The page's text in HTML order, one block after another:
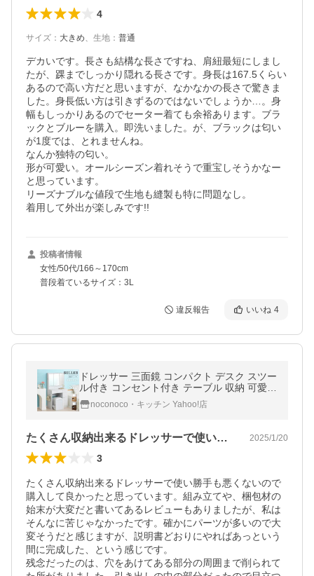
4
サイズ ： 大きめ、 生地 ： 普通
デカいです。長さも結構な長さですね、肩紐最短にしまし
たが、踝までしっかり隠れる長さです。身長は167.5くらい
あるので高い方だと思いますが、なかなかの長さで驚きま
した。身長低い方は引きずるのではないでしょうか…。身
幅もしっかりあるのでセーター着ても余裕あります。ブラ
ックとブルーを購入。即洗いました。が、ブラックは匂い
が1度では、とれませんね。
なんか独特の匂い。
形が可愛い。オールシーズン着れそうで重宝しそうかなー
と思っています。
リーズナブルな値段で生地も縫製も特に問題なし。
着用して外出が楽しみです!!
投稿者情報
女性/50代/166～170cm
普段着ているサイズ：3L
違反報告 いいね 4
ドレッサー 三面鏡 コンパクト デスク スツー
ル付き コンセント付き テーブル 収納 可愛い
おしゃれ 幅70cm
noconoco・キッチン Yahoo!店
たくさん収納出来るドレッサーで使い勝手… 2025/1/20
3
たくさん収納出来るドレッサーで使い勝手も悪くないので
購入して良かったと思っています。組み立てや、梱包材の
始末が大変だと書いてあるレビューもありましたが、私は
そんなに苦じゃなかったです。確かにパーツが多いので大
変そうだと感じますが、説明書どおりにやればあっという
間に完成した、という感じです。
残念だったのは、穴をあけてある部分の周囲まで削られて